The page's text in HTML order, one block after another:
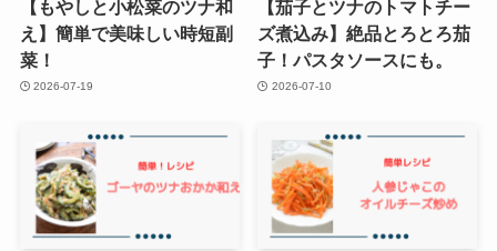
【もやしと小松菜のツナ和
え】簡単で美味しい時短副
菜！
2026-07-19
【茄子とツナのトマトチー
ズ煮込み】絶品とろとろ茄
子！パスタソースにも。
2026-07-10